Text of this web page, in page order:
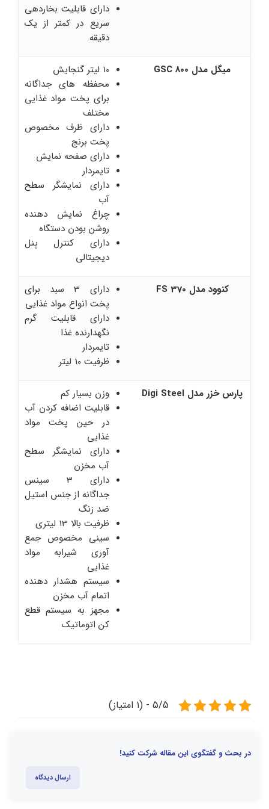
دارای قابلیت بخاردهی
سریع در کمتر از یک
دقیقه
میگل مدل GSC 800
10 لیتر گنجایش
محفظه های جداگانه
برای پخت مواد غذایی
مختلف
دارای ظرف مخصوص
پخت برنج
دارای صفحه نمایش
تایمردار
دارای نمایشگر سطح
آب
چراغ نمایش دهنده
روشن بودن دستگاه
دارای کنترل پنل
دیجیتالی
کنوود مدل FS 370
دارای 3 سبد برای
پخت انواع مواد غذایی
دارای قابلیت گرم
نگهدارنده غذا
تایمردار
ظرفیت 10 لیتر
پارس خزر مدل Digi Steel
وزن بسیار کم
قابلیت اضافه کردن آب
در حین پخت مواد
غذایی
دارای نمایشگر سطح
آب مخزن
دارای 3 سینس
جداگانه از جنس استیل
ضد زنگ
ظرفیت بالا 13 لیتری
سینی مخصوص جمع
آوری شیرابه مواد
غذایی
سیستم هشدار دهنده
اتمام آب مخزن
مجهز به سیستم قطع
کن اتوماتیک
5/5 - (1 امتیاز)
در بحث و گفتگوی این مقاله شرکت کنید!
ارسال دیدگاه